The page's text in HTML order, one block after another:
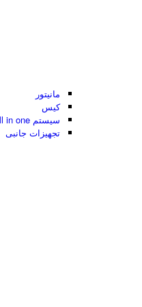
مانیتور
کیس
سیستم All in one
تجهیزات جانبی